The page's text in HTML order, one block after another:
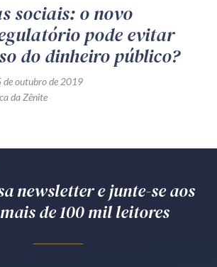
sociais: o novo
pode evitar
do dinheiro público?
de outubro de 2019
da Zênite
newsletter e junte-se aos
de 100 mil leitores